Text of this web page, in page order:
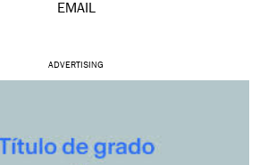
EMAIL
ADVERTISING